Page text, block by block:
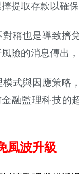
提取存款以確保
稱也是導致擠
險的消息傳出
式與因應策略
融監理科技的
風波升級